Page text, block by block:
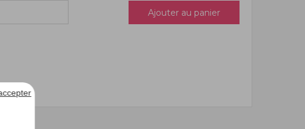
Ajouter au panier